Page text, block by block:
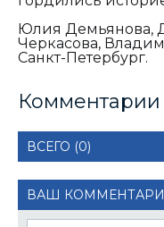
Юлия Демьянова,
Черкасова,
Санкт-Петербург.
Комментарии
ВСЕГО (0)
ВАШ